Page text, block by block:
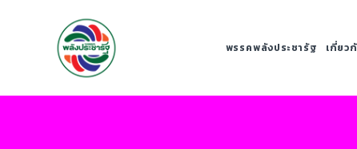
พรรคพลังประชารัฐ เกี่ยว